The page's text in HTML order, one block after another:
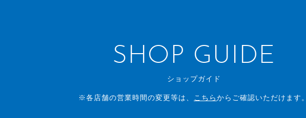
SHOP GUIDE
ショップガイド
※各店舗の営業時間の変更等は、 こちら からご確認いただけます。